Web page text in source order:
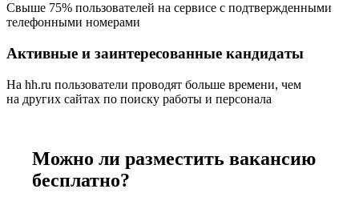
Свыше 75% пользователей на сервисе с подтвержденными
телефонными номерами
Активные и заинтересованные кандидаты
На hh.ru пользователи проводят больше времени, чем
на других сайтах по поиску работы и персонала
Можно ли разместить вакансию
бесплатно?